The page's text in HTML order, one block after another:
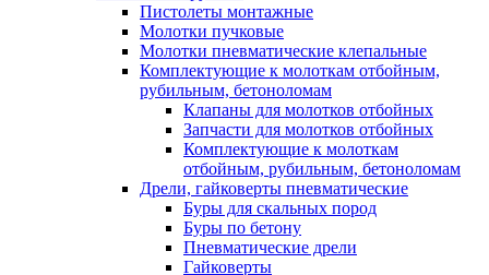
Пистолеты монтажные
Молотки пучковые
Молотки пневматические клепальные
Комплектующие к молоткам отбойным,
рубильным, бетоноломам
Клапаны для молотков отбойных
Запчасти для молотков отбойных
Комплектующие к молоткам
отбойным, рубильным, бетоноломам
Дрели, гайковерты пневматические
Буры для скальных пород
Буры по бетону
Пневматические дрели
Гайковерты